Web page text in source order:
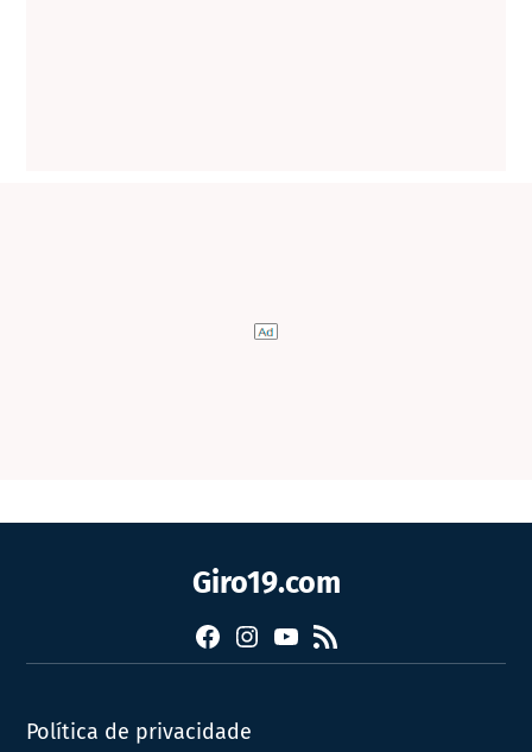
Giro19.com
FacebookInstagram
YouTube
RSS
Política de privacidade